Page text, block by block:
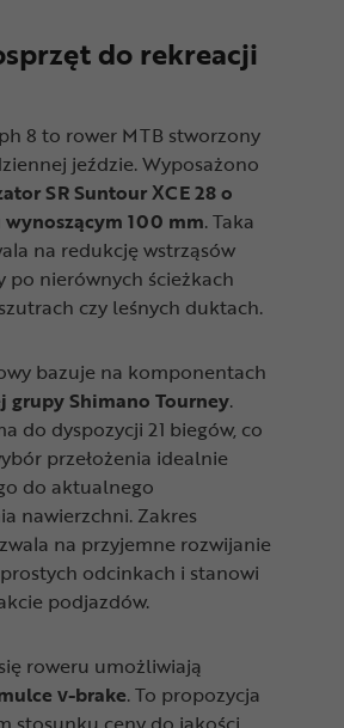
do rekreacji
8 to rower MTB stworzony
jeździe. Wyposażono
SR Suntour XCE 28 o
100 mm. Taka
na redukcję wstrząsów
po nierównych ścieżkach
czy leśnych duktach.
bazuje na komponentach
grupy Shimano Tourney.
do dyspozycji 21 biegów, co
przełożenia idealnie
do aktualnego
nawierzchni. Zakres
na przyjemne rozwijanie
odcinkach i stanowi
podjazdów.
roweru umożliwiają
v-brake. To propozycja